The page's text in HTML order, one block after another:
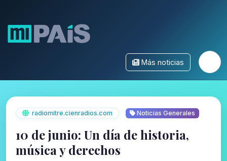
Más noticias
radiomitre.cienradios.com Noticias Generales
10 de junio: Un día de historia,
música y derechos